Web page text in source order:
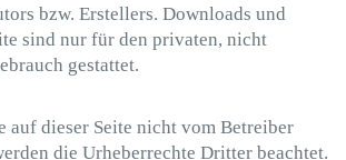
bzw. Erstellers. Downloads und
sind nur für den privaten, nicht
gestattet.
auf dieser Seite nicht vom Betreiber
die Urheberrechte Dritter beachtet.